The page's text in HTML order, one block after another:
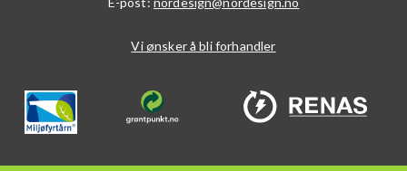
Vi ønsker å bli forhandler